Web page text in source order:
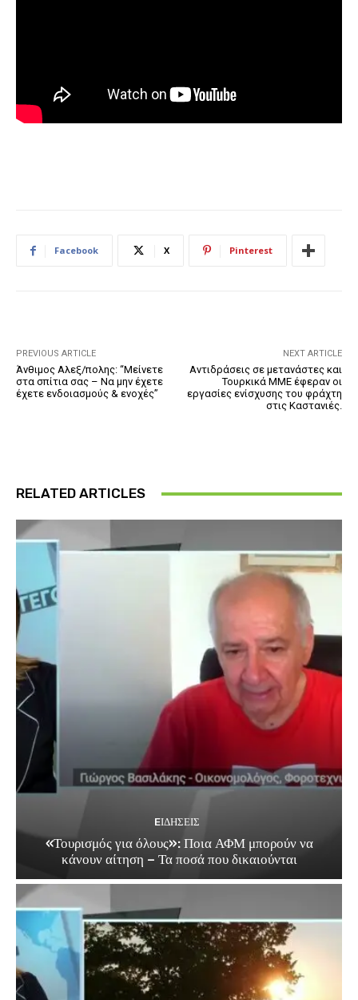
Facebook X Pinterest
PREVIOUS ARTICLE
Άνθιμος Αλεξ/πολης: “Μείνετε
στα σπίτια σας – Να μην έχετε
έχετε ενδοιασμούς & ενοχές”
NEXT ARTICLE
Αντιδράσεις σε μετανάστες και
Τουρκικά ΜΜΕ έφεραν οι
εργασίες ενίσχυσης του φράχτη
στις Καστανιές.
RELATED ARTICLES
EΙΔΗΣΕΙΣ
«Τουρισμός για όλους»: Ποια ΑΦΜ μπορούν να
κάνουν αίτηση – Τα ποσά που δικαιούνται